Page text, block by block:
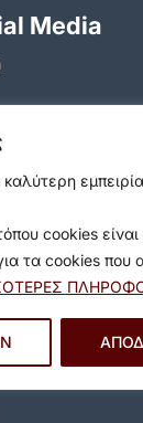
καλύτερη
cookies
τα cookies που
Media